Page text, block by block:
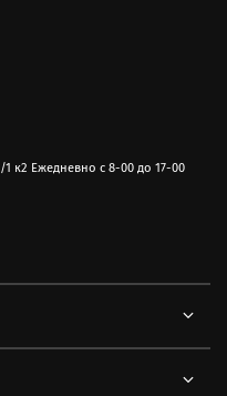
к2 Ежедневно с 8-00 до 17-00